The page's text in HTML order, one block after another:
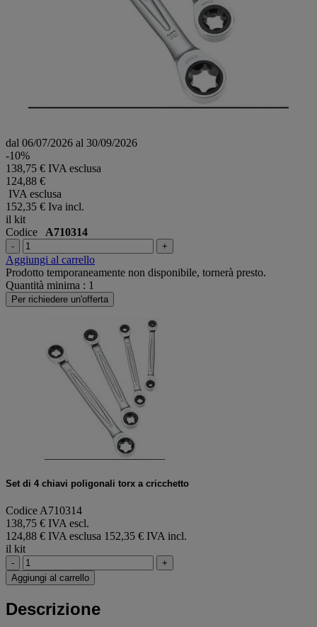
dal 06/07/2026 al 30/09/2026
-10%
138,75 € IVA esclusa
124,88 €
IVA esclusa
152,35 € Iva incl.
il kit
Codice A710314
- +
Aggiungi al carrello
Prodotto temporaneamente non disponibile, tornerà presto.
Quantità minima : 1
Per richiedere un'offerta
Set di 4 chiavi poligonali torx a cricchetto
Codice A710314
138,75 € IVA escl.
124,88 € IVA esclusa 152,35 € IVA incl.
il kit
-
+
Aggiungi al carrello
Descrizione